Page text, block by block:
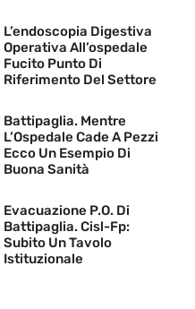
L’endoscopia Digestiva
Operativa All’ospedale
Fucito Punto Di
Riferimento Del Settore
Battipaglia. Mentre
L’Ospedale Cade A Pezzi
Ecco Un Esempio Di
Buona Sanità
Evacuazione P.O. Di
Battipaglia. Cisl-Fp:
Subito Un Tavolo
Istituzionale